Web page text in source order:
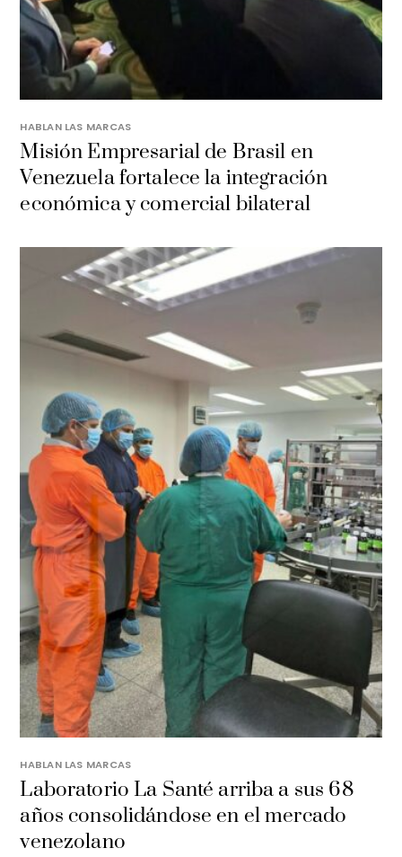
HABLAN LAS MARCAS
Misión Empresarial de Brasil en
Venezuela fortalece la integración
económica y comercial bilateral
HABLAN LAS MARCAS
Laboratorio La Santé arriba a sus 68
años consolidándose en el mercado
venezolano